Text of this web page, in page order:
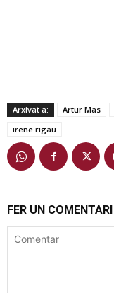
Arxivat a: Artur Mas
irene rigau
FER UN COMENTARI